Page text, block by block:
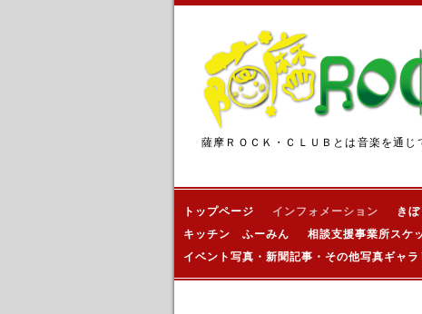
薩摩ＲＯＣＫ・ＣＬＵＢとは音楽を通
トップページ インフォメーション き
キッチン ふーみん
相談支援事業所スケ
イベント写真・新聞記事・その他写真ギャラ